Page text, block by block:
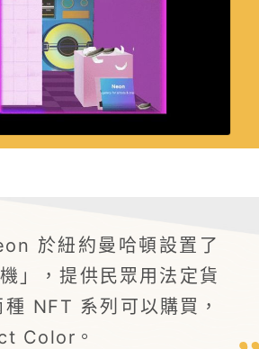
於紐約曼哈頓設置了
」，提供民眾用法定貨
NFT 系列可以購買，
Color。